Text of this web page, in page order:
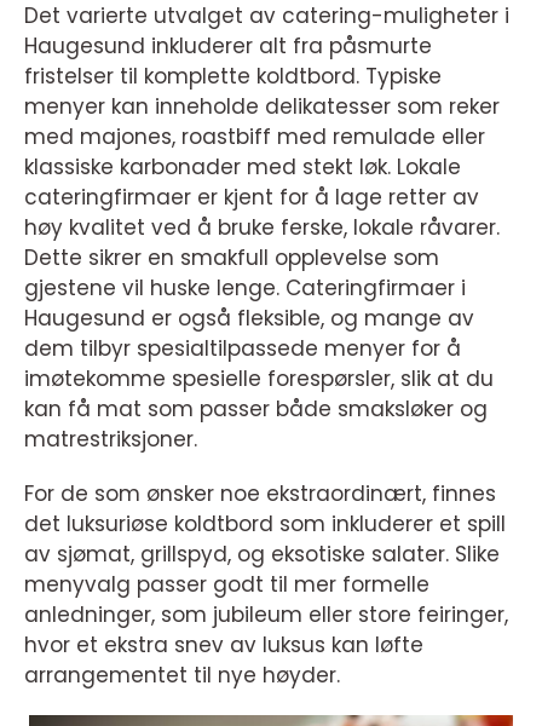
Det varierte utvalget av catering-muligheter i
Haugesund inkluderer alt fra påsmurte
fristelser til komplette koldtbord. Typiske
menyer kan inneholde delikatesser som reker
med majones, roastbiff med remulade eller
klassiske karbonader med stekt løk. Lokale
cateringfirmaer er kjent for å lage retter av
høy kvalitet ved å bruke ferske, lokale råvarer.
Dette sikrer en smakfull opplevelse som
gjestene vil huske lenge. Cateringfirmaer i
Haugesund er også fleksible, og mange av
dem tilbyr spesialtilpassede menyer for å
imøtekomme spesielle forespørsler, slik at du
kan få mat som passer både smaksløker og
matrestriksjoner.
For de som ønsker noe ekstraordinært, finnes
det luksuriøse koldtbord som inkluderer et spill
av sjømat, grillspyd, og eksotiske salater. Slike
menyvalg passer godt til mer formelle
anledninger, som jubileum eller store feiringer,
hvor et ekstra snev av luksus kan løfte
arrangementet til nye høyder.